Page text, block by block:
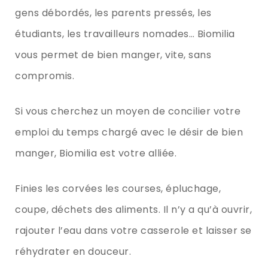
gens débordés, les parents pressés, les
étudiants, les travailleurs nomades… Biomilia
vous permet de bien manger, vite, sans
compromis.
Si vous cherchez un moyen de concilier votre
emploi du temps chargé avec le désir de bien
manger, Biomilia est votre alliée.
Finies les corvées les courses, épluchage,
coupe, déchets des aliments. Il n’y a qu’à ouvrir,
rajouter l’eau dans votre casserole et laisser se
réhydrater en douceur.